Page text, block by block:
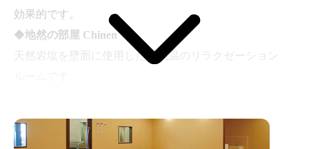
効果的です。
◆地然の部屋 Chinen
天然岩塩を壁面に使用した中低温のリラクゼーション
らします。
◆森香の部屋 Shinka